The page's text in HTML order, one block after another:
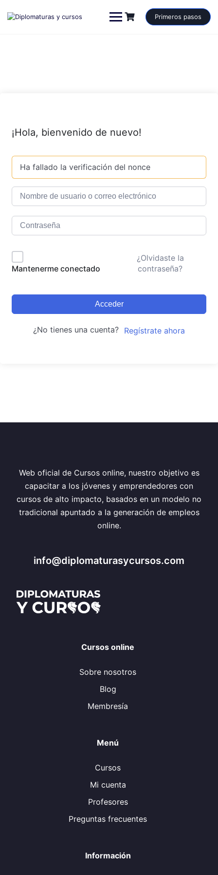
contenido
Primeros pasos
¡Hola, bienvenido de nuevo!
Ha fallado la verificación del nonce
Mantenerme conectado
¿Olvidaste la
contraseña?
Acceder
¿No tienes una cuenta? Regístrate ahora
Web oficial de Cursos online, nuestro objetivo es
capacitar a los jóvenes y emprendedores con
cursos de alto impacto, basados en un modelo no
tradicional apuntado a la generación de empleos
online.
info@diplomaturasycursos.com
Cursos online
Sobre nosotros
Blog
Membresía
Menú
Cursos
Mi cuenta
Profesores
Preguntas frecuentes
Información